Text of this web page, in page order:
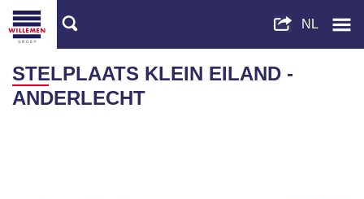
STELPLAATS KLEIN EILAND -
ANDERLECHT